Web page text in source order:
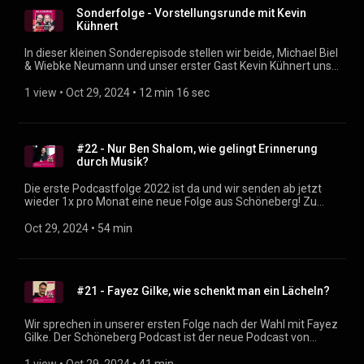
https://www.facebook.com/Schoettler.Angelika.Berlin Der
Schöneberg Podcast ist der neue Podcast von Michael Biel &
Wiebke Neumann. Neue Folgen alle 14 Tage immer hier im
Feed. Rückmeldung, Fragen, Themenvorschläge?
podcast@dein-schöneberg.de (mailto:podcast@dein-
sch%C3%B6neberg.de) Social Media und Links: https://dein-
schöneberg.de/podcast (https://xn--dein-schneberg-
2pb.de/podcast) Produzent: Justin Sudbrak
Sonderfolge - Vorstellungsrunde mit Kevin
Kühnert
In dieser kleinen Sonderepisode stellen wir beide, Michael Biel
& Wiebke Neumann und unser erster Gast Kevin Kühnert uns
es dann die erste richtige Folge gemeinsam mit Kevin. Der
schöneberg.de Produzent: Justin Sudbrak
(https://sudbrak.eu/)
1 view • Oct 29, 2024 • 12 min 16 sec
#22 - Nur Ben Shalom, wie gelingt Erinnerung
durch Musik?
Die erste Podcastfolge 2022 ist da und wir senden ab jetzt
wieder 1x pro Monat eine neue Folge aus Schöneberg! Zu
sprechen mit ihm über sein Leben in Schöneberg, die Musik,
https://www.instagram.com/nurbenshalom/
Lebensmelodien findet ihr hier:
https://www.lebensmelodien.com/
https://www.instagram.com/lebens_melodien/ Der
Schöneberg Podcast ist der neue Podcast von Michael Biel &
Wiebke Neumann. Neue Folgen 1x pro Monat immer hier im
Feed. Rückmeldung, Fragen, Themenvorschläge?
Oct 29, 2024 • 54 min
#21 - Fayez Gilke, wie schenkt man ein Lächeln?
Wir sprechen in unserer ersten Folge nach der Wahl mit Fayez
Gilke. Der Schöneberg Podcast ist der neue Podcast von